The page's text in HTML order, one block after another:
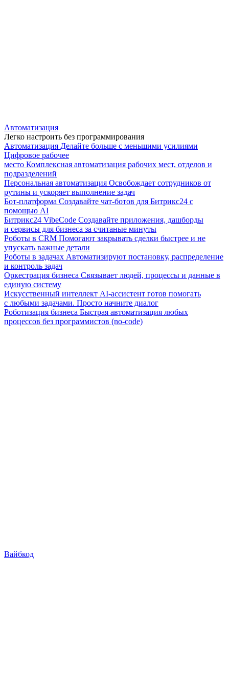
Автоматизация
Легко настроить без программирования
Автоматизация Делайте больше с меньшими усилиями
Цифровое рабочее
место Комплексная автоматизация рабочих мест, отделов и
подразделений
Персональная автоматизация Освобождает сотрудников от
рутины и ускоряет выполнение задач
Бот-платформа Создавайте чат-ботов для Битрикс24 с
помощью AI
Битрикс24 VibeCode Создавайте приложения, дашборды
и сервисы для бизнеса за считаные минуты
Роботы в CRM Помогают закрывать сделки быстрее и не
упускать важные детали
Роботы в задачах Автоматизируют постановку, распределение
и контроль задач
Оркестрация бизнеса Связывает людей, процессы и данные в
единую систему
Искусственный интеллект AI-ассистент готов помогать
с любыми задачами. Просто начните диалог
Роботизация бизнеса Быстрая автоматизация любых
процессов без программистов (no-code)
Вайбкод